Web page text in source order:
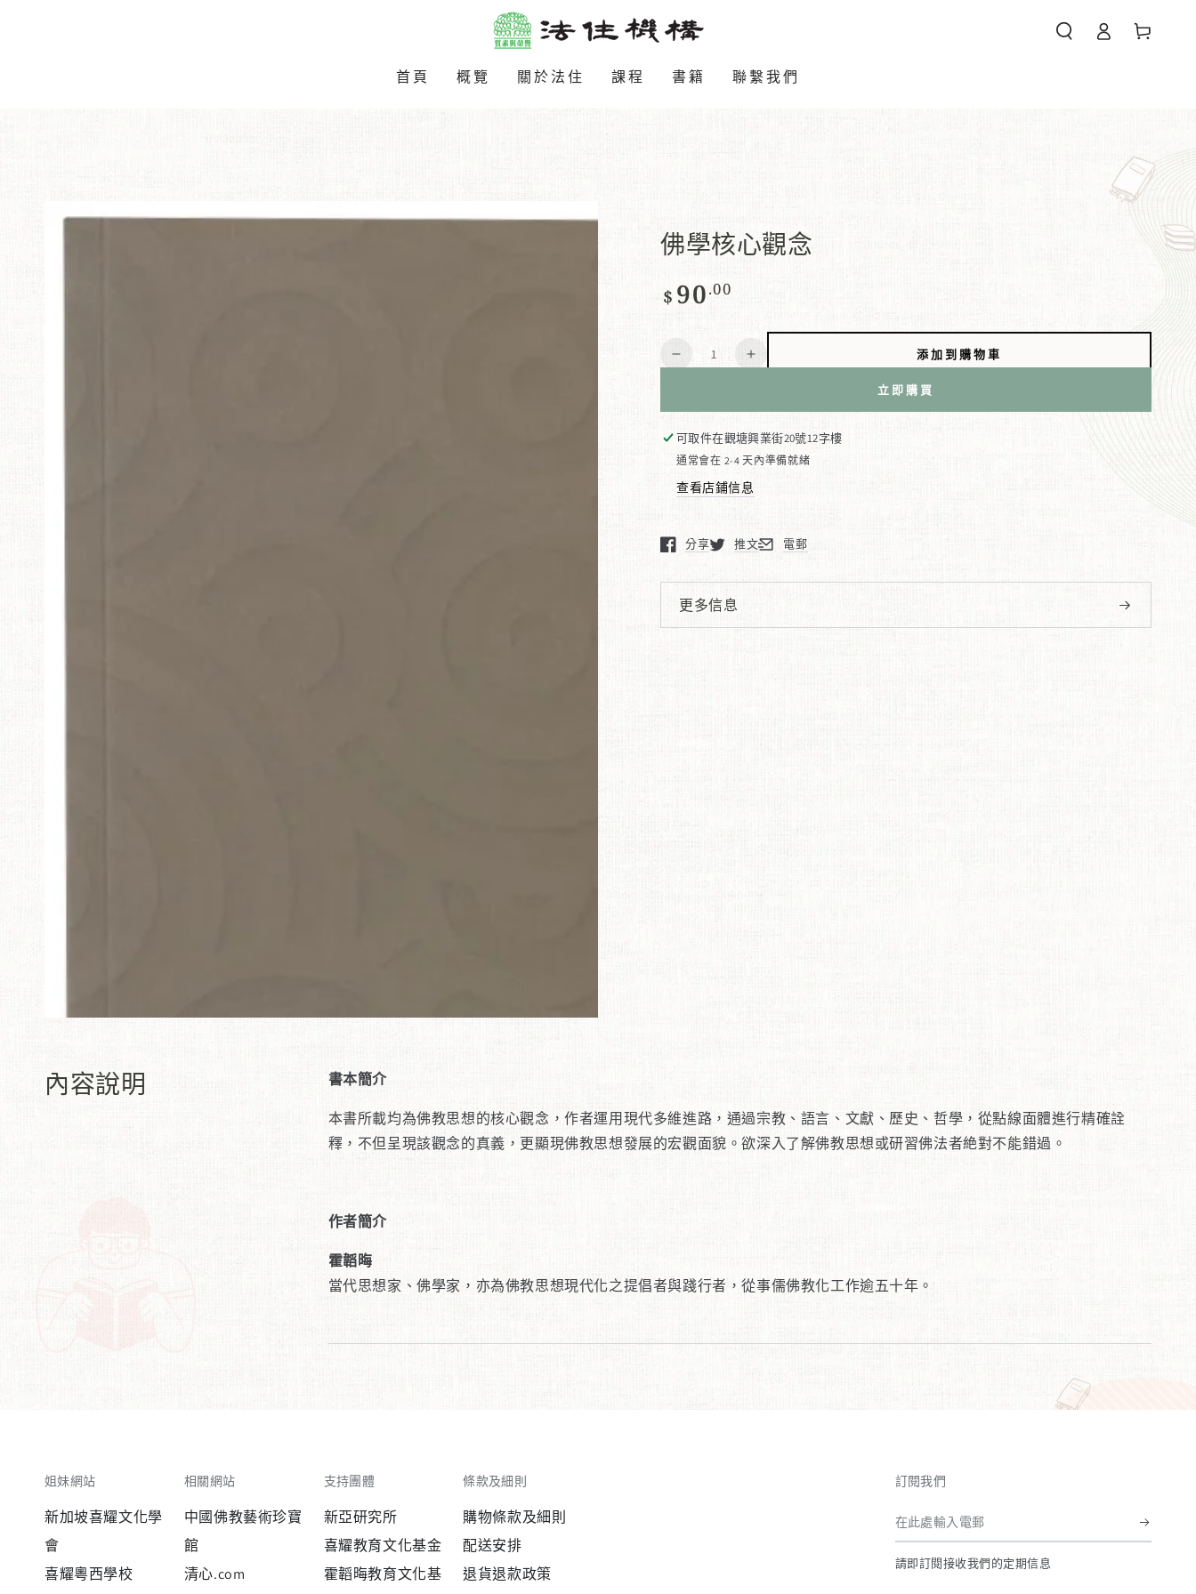
首頁 概覽 關於法住 課程 書籍 聯繫我們
錄
物
跳轉到產品信息
佛學核心觀念
正
價
格
$ 90.00
數
減
數
量
佛
學
觀
增
數
量
佛
學
觀
添加到購物車
立即購買
可取件在觀塘興業街20號12字樓
通常會在 2-4 天內準備就緒
查看店鋪信息
分享
在新窗口中打開。
推文
在新窗口中打開。
電郵
在新窗口中打開。
更多信息
查看圖片
內容說明 書本簡介
本書所載均為佛教思想的核心觀念，作者運用現代多維進路，通過宗教、語言、文獻、歷史、哲學，從點線面體進行精確詮
釋，不但呈現該觀念的真義，更顯現佛教思想發展的宏觀面貌。欲深入了解佛教思想或研習佛法者絶對不能錯過。
作者簡介
霍韜晦
當代思想家、佛學家，亦為佛教思想現代化之提倡者與踐行者，從事儒佛教化工作逾五十年。
姐妹網站
新加坡喜耀文化學
會
喜耀粵西學校
相關網站
中國佛教藝術珍寶
館
清心.com
支持團體
新亞研究所
喜耀教育文化基金
霍韜晦教育文化基
條款及細則
購物條款及細則
配送安排
退貨退款政策
訂閱我們
在
此
處
請即訂閱接收我們的定期信息